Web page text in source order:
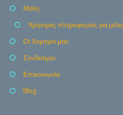
Μέλη
Χρήσιμες πληροφορίες για μέλη
Οι Χορηγοί μας
Σύνδεσμοι
Επικοινωνία
Blog